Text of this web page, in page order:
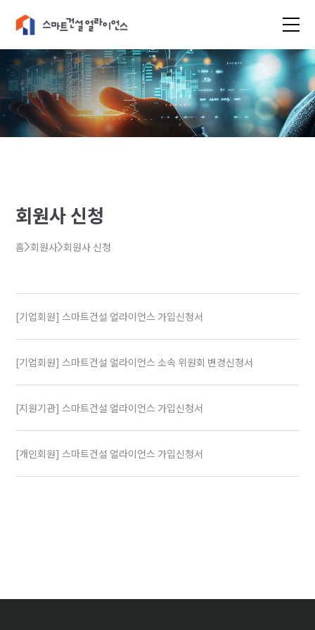
회원사 신청
홈 회원사 회원사 신청
[기업회원] 스마트건설 얼라이언스 가입신청서
[기업회원] 스마트건설 얼라이언스 소속 위원회 변경신청서
[지원기관] 스마트건설 얼라이언스 가입신청서
[개인회원] 스마트건설 얼라이언스 가입신청서